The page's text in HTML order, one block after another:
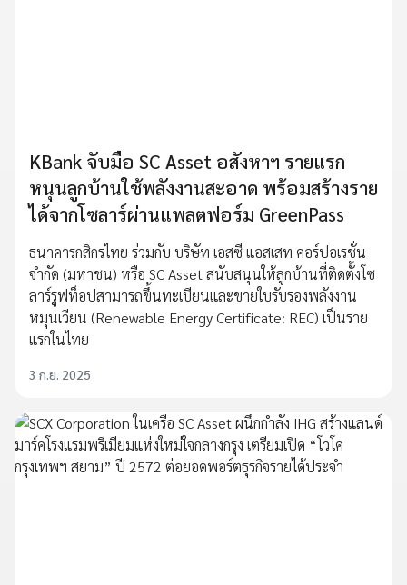
KBank จับมือ SC Asset อสังหาฯ รายแรก
หนุนลูกบ้านใช้พลังงานสะอาด พร้อมสร้างราย
ได้จากโซลาร์ผ่านแพลตฟอร์ม GreenPass
ธนาคารกสิกรไทย ร่วมกับ บริษัท เอสซี แอสเสท คอร์ปอเรชั่น
จำกัด (มหาชน) หรือ SC Asset สนับสนุนให้ลูกบ้านที่ติดตั้งโซ
ลาร์รูฟท็อปสามารถขึ้นทะเบียนและขายใบรับรองพลังงาน
หมุนเวียน (Renewable Energy Certificate: REC) เป็นราย
แรกในไทย
3 ก.ย. 2025